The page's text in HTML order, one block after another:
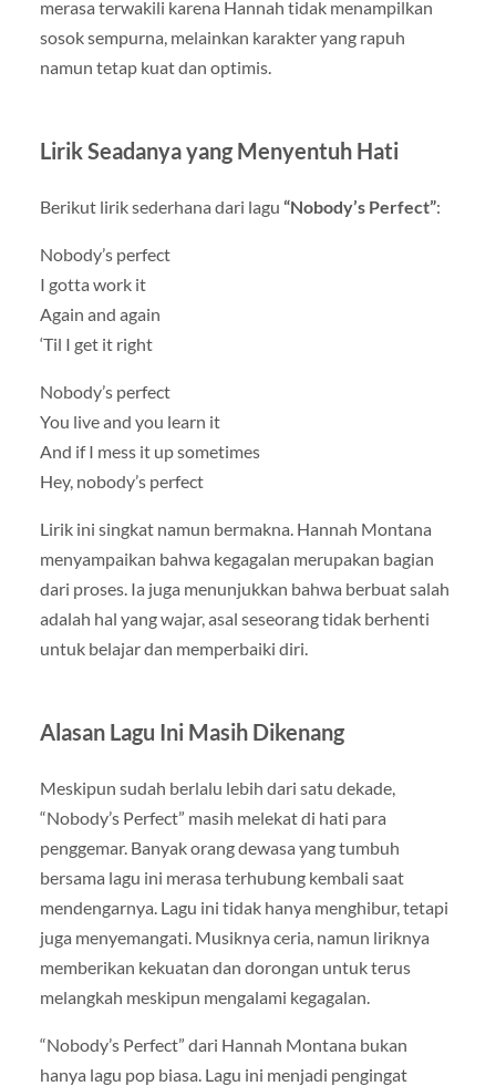
merasa terwakili karena Hannah tidak menampilkan
sosok sempurna, melainkan karakter yang rapuh
namun tetap kuat dan optimis.
Lirik Seadanya yang Menyentuh Hati
Berikut lirik sederhana dari lagu “Nobody’s Perfect”:
Nobody’s perfect
I gotta work it
Again and again
‘Til I get it right
Nobody’s perfect
You live and you learn it
And if I mess it up sometimes
Hey, nobody’s perfect
Lirik ini singkat namun bermakna. Hannah Montana
menyampaikan bahwa kegagalan merupakan bagian
dari proses. Ia juga menunjukkan bahwa berbuat salah
adalah hal yang wajar, asal seseorang tidak berhenti
untuk belajar dan memperbaiki diri.
Alasan Lagu Ini Masih Dikenang
Meskipun sudah berlalu lebih dari satu dekade,
“Nobody’s Perfect” masih melekat di hati para
penggemar. Banyak orang dewasa yang tumbuh
bersama lagu ini merasa terhubung kembali saat
mendengarnya. Lagu ini tidak hanya menghibur, tetapi
juga menyemangati. Musiknya ceria, namun liriknya
memberikan kekuatan dan dorongan untuk terus
melangkah meskipun mengalami kegagalan.
“Nobody’s Perfect” dari Hannah Montana bukan
hanya lagu pop biasa. Lagu ini menjadi pengingat